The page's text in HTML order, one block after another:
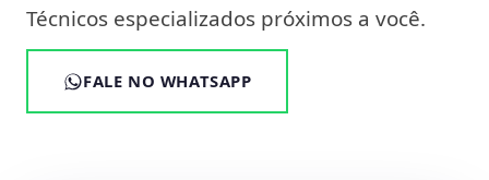
Técnicos especializados próximos a você.
FALE NO WHATSAPP